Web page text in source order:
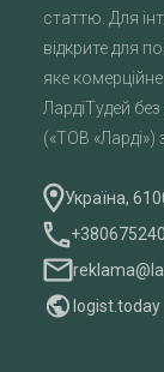
статтю. Для
відкрите для
яке
ЛардіТудей
(«ТОВ
Україна,
logist.today